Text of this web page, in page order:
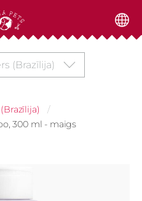
(Brazīlija)
300 ml - maigs